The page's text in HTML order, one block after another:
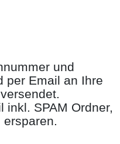
und
per Email an Ihre
inkl. SPAM Ordner,